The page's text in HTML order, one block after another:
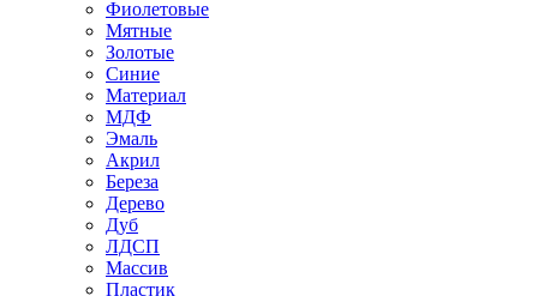
Фиолетовые
Мятные
Золотые
Синие
Материал
МДФ
Эмаль
Акрил
Береза
Дерево
Дуб
ЛДСП
Массив
Пластик